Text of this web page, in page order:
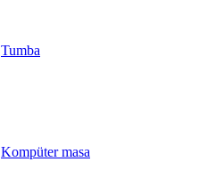
Tumba
Kompüter masa